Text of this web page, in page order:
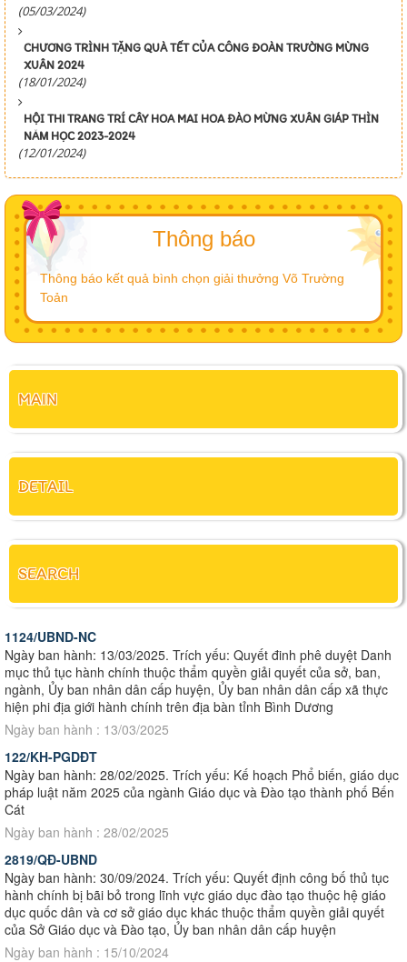
(05/03/2024)
CHƯƠNG TRÌNH TẶNG QUÀ TẾT CỦA CÔNG ĐOÀN TRƯỜNG MỪNG
XUÂN 2024
(18/01/2024)
HỘI THI TRANG TRÍ CÂY HOA MAI HOA ĐÀO MỪNG XUÂN GIÁP THÌN
NĂM HỌC 2023-2024
(12/01/2024)
Thông báo
Thông báo kết quả bình chọn giải thưởng Võ Trường
Toản
MAIN
DETAIL
SEARCH
1124/UBND-NC
Ngày ban hành: 13/03/2025. Trích yếu: Quyết đinh phê duyệt Danh
mục thủ tục hành chính thuộc thẩm quyền giải quyết của sở, ban,
ngành, Ủy ban nhân dân cấp huyện, Ủy ban nhân dân cấp xã thực
hiện phi địa giới hành chính trên địa bàn tỉnh Bình Dương
Ngày ban hành : 13/03/2025
122/KH-PGDĐT
Ngày ban hành: 28/02/2025. Trích yếu: Kế hoạch Phổ biến, giáo dục
pháp luật năm 2025 của ngành Giáo dục và Đào tạo thành phố Bến
Cát
Ngày ban hành : 28/02/2025
2819/QĐ-UBND
Ngày ban hành: 30/09/2024. Trích yếu: Quyết định công bố thủ tục
hành chính bị bãi bỏ trong lĩnh vực giáo dục đào tạo thuộc hệ giáo
dục quốc dân và cơ sở giáo dục khác thuộc thẩm quyền giải quyết
của Sở Giáo dục và Đào tạo, Ủy ban nhân dân cấp huyện
Ngày ban hành : 15/10/2024